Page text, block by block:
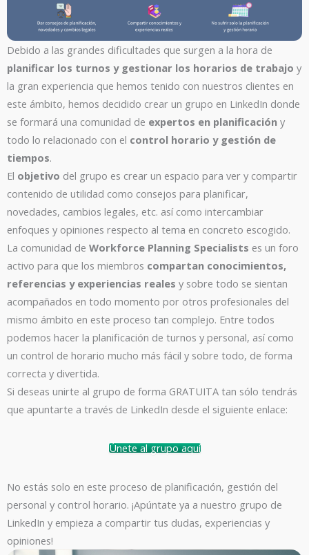
Debido a las grandes dificultades que surgen a la hora de
planificar los turnos y gestionar los horarios de trabajo y
la gran experiencia que hemos tenido con nuestros clientes en
este ámbito, hemos decidido crear un grupo en LinkedIn donde
se formará una comunidad de expertos en planificación y
todo lo relacionado con el control horario y gestión de
tiempos.
El objetivo del grupo es crear un espacio para ver y compartir
contenido de utilidad como consejos para planificar,
novedades, cambios legales, etc. así como intercambiar
enfoques y opiniones respecto al tema en concreto escogido.
La comunidad de Workforce Planning Specialists es un foro
activo para que los miembros compartan conocimientos,
referencias y experiencias reales y sobre todo se sientan
acompañados en todo momento por otros profesionales del
mismo ámbito en este proceso tan complejo. Entre todos
podemos hacer la planificación de turnos y personal, así como
un control de horario mucho más fácil y sobre todo, de forma
correcta y divertida.
Si deseas unirte al grupo de forma GRATUITA tan sólo tendrás
que apuntarte a través de LinkedIn desde el siguiente enlace:
Únete al grupo aquí
No estás solo en este proceso de planificación, gestión del
personal y control horario. ¡Apúntate ya a nuestro grupo de
LinkedIn y empieza a compartir tus dudas, experiencias y
opiniones!